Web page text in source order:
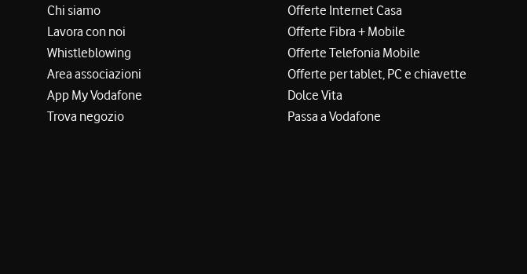
Chi siamo
Lavora con noi
Whistleblowing
Area associazioni
App My Vodafone
Trova negozio
Offerte Internet Casa
Offerte Fibra + Mobile
Offerte Telefonia Mobile
Offerte per tablet, PC e chiavette
Dolce Vita
Passa a Vodafone